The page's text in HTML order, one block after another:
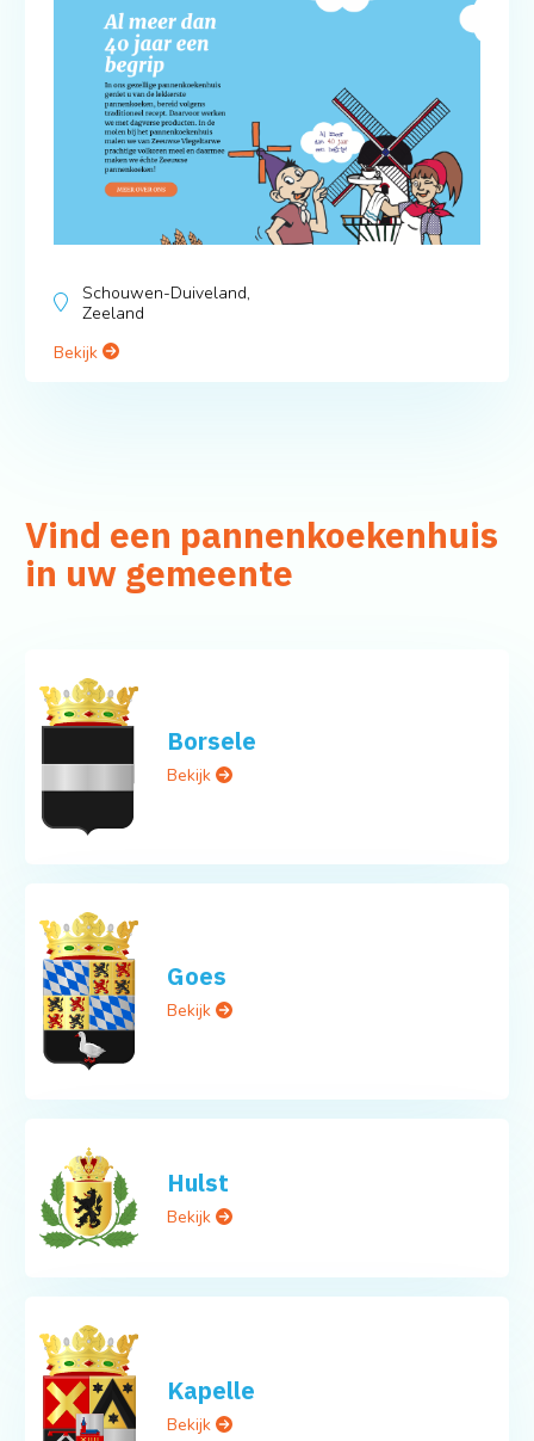
Schouwen-Duiveland,
Zeeland
Bekijk
Vind een pannenkoekenhuis
in uw gemeente
Borsele
Bekijk
Goes
Bekijk
Hulst
Bekijk
Kapelle
Bekijk